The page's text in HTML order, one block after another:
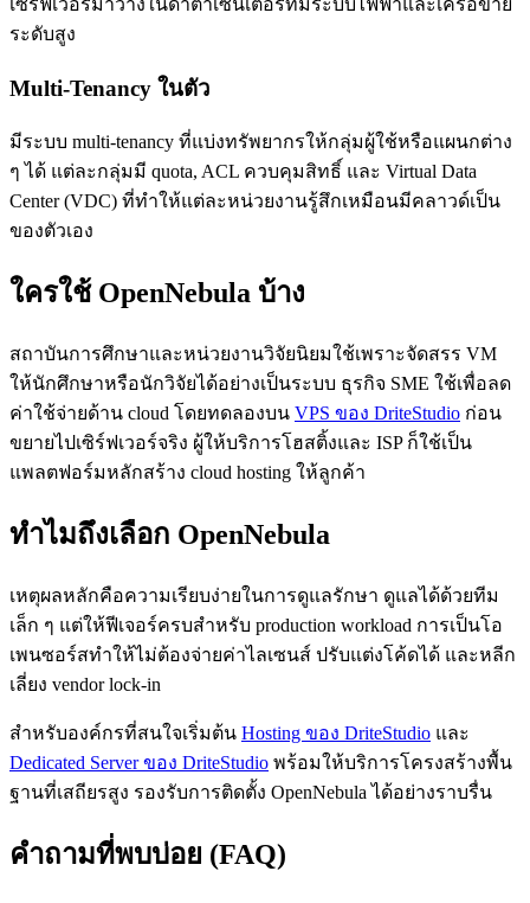
ระดับสูง
Multi-Tenancy ในตัว
มีระบบ multi-tenancy ที่แบ่งทรัพยากรให้กลุ่มผู้ใช้หรือแผนกต่าง
ๆ ได้ แต่ละกลุ่มมี quota, ACL ควบคุมสิทธิ์ และ Virtual Data
Center (VDC) ที่ทำให้แต่ละหน่วยงานรู้สึกเหมือนมีคลาวด์เป็น
ของตัวเอง
ใครใช้ OpenNebula บ้าง
สถาบันการศึกษาและหน่วยงานวิจัยนิยมใช้เพราะจัดสรร VM
ให้นักศึกษาหรือนักวิจัยได้อย่างเป็นระบบ ธุรกิจ SME ใช้เพื่อลด
ค่าใช้จ่ายด้าน cloud โดยทดลองบน VPS ของ DriteStudio ก่อน
ขยายไปเซิร์ฟเวอร์จริง ผู้ให้บริการโฮสติ้งและ ISP ก็ใช้เป็น
แพลตฟอร์มหลักสร้าง cloud hosting ให้ลูกค้า
ทำไมถึงเลือก OpenNebula
เหตุผลหลักคือความเรียบง่ายในการดูแลรักษา ดูแลได้ด้วยทีม
เล็ก ๆ แต่ให้ฟีเจอร์ครบสำหรับ production workload การเป็นโอ
เพนซอร์สทำให้ไม่ต้องจ่ายค่าไลเซนส์ ปรับแต่งโค้ดได้ และหลีก
เลี่ยง vendor lock-in
สำหรับองค์กรที่สนใจเริ่มต้น Hosting ของ DriteStudio และ
Dedicated Server ของ DriteStudio พร้อมให้บริการโครงสร้างพื้น
ฐานที่เสถียรสูง รองรับการติดตั้ง OpenNebula ได้อย่างราบรื่น
คำถามที่พบบ่อย (FAQ)